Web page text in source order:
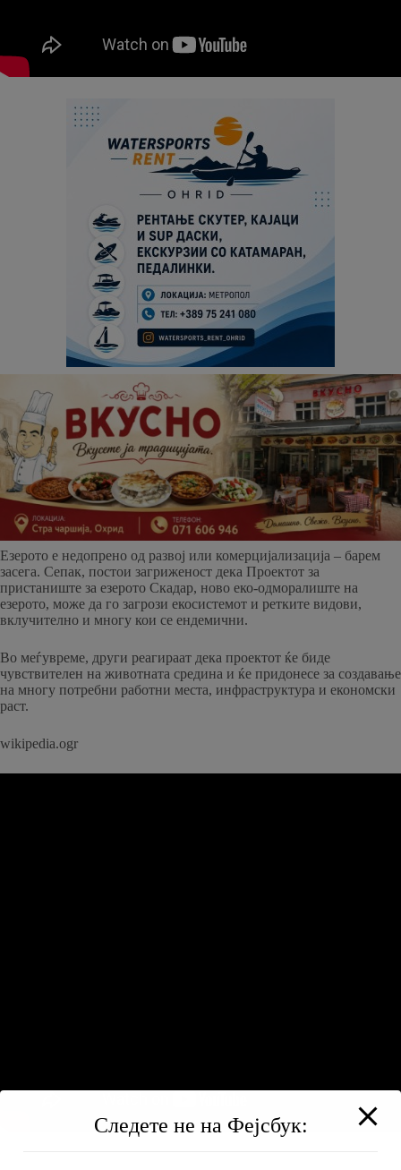
Езерото е недопрено од развој или комерцијализација – барем
засега. Сепак, постои загриженост дека Проектот за
пристаниште за езерото Скадар, ново еко-одморалиште на
езерото, може да го загрози екосистемот и ретките видови,
вклучително и многу кои се ендемични.
Во меѓувреме, други реагираат дека проектот ќе биде
чувствителен на животната средина и ќе придонесе за создавање
на многу потребни работни места, инфраструктура и економски
раст.
wikipedia.ogr
Следете не на Фејсбук: